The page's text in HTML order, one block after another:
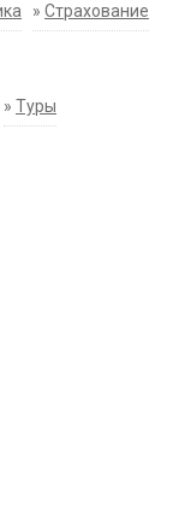
» Страхование
» Туры